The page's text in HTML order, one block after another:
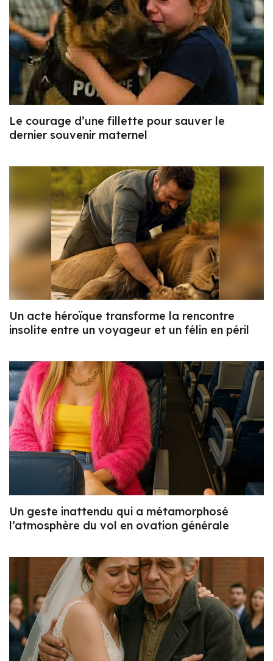
Le courage d’une fillette pour sauver le
dernier souvenir maternel
Un acte héroïque transforme la rencontre
insolite entre un voyageur et un félin en péril
Un geste inattendu qui a métamorphosé
l’atmosphère du vol en ovation générale